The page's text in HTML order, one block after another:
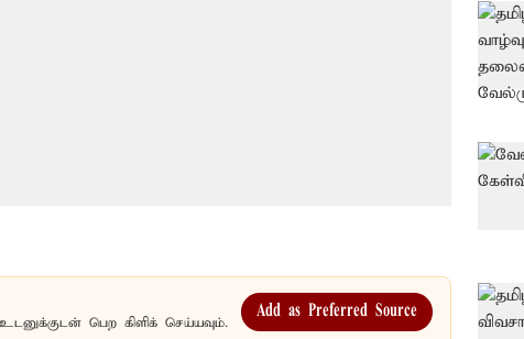
பெற கிளிக் செய்யவும்.
Add as Preferred Source